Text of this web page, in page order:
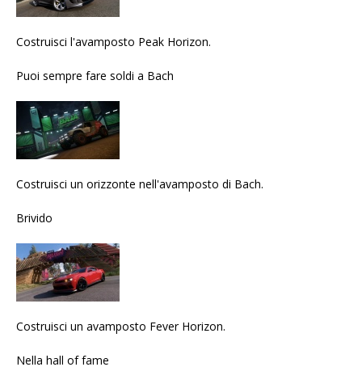
Costruisci l'avamposto Peak Horizon.
Puoi sempre fare soldi a Bach
Costruisci un orizzonte nell'avamposto di Bach.
Brivido
Costruisci un avamposto Fever Horizon.
Nella hall of fame